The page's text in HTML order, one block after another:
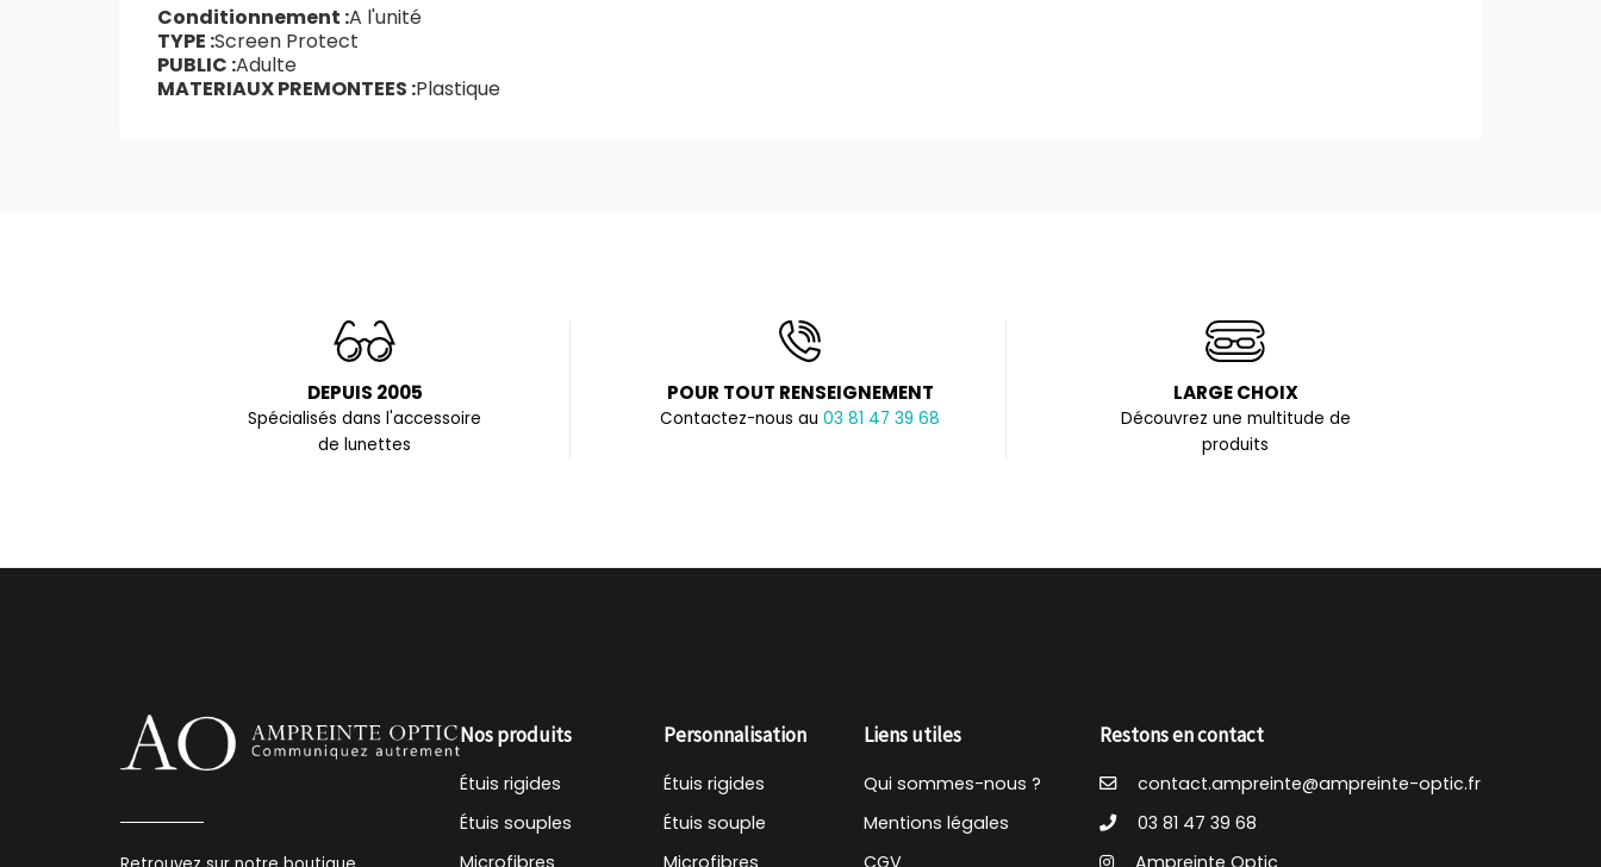
Conditionnement :A l'unité
TYPE :Screen Protect
PUBLIC :Adulte
MATERIAUX PREMONTEES :Plastique
DEPUIS 2005
Spécialisés dans l'accessoire
de lunettes
POUR TOUT RENSEIGNEMENT
Contactez-nous au 03 81 47 39 68
LARGE CHOIX
Découvrez une multitude de
produits
Nos produits
Étuis rigides
Étuis souples
Personnalisation
Étuis rigides
Étuis souple
Liens utiles
Qui sommes-nous ?
Mentions légales
Restons en contact
contact.ampreinte@ampreinte-optic.fr
03 81 47 39 68